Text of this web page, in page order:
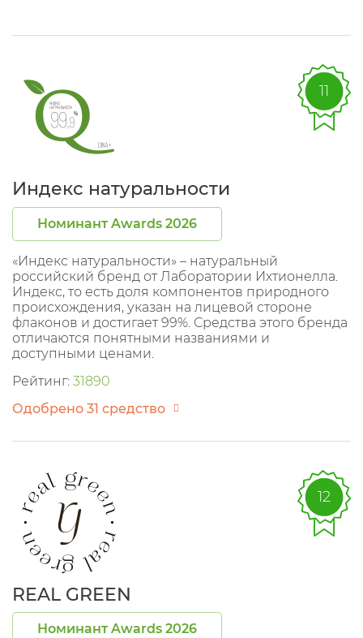
Индекс натуральности
Номинант Awards 2026
«Индекс натуральности» – натуральный
российский бренд от Лаборатории Ихтионелла.
Индекс, то есть доля компонентов природного
происхождения, указан на лицевой стороне
флаконов и достигает 99%. Средства этого бренда
отличаются понятными названиями и
доступными ценами.
Рейтинг: 31890
Одобрено 31 средство
11
REAL GREEN
Номинант Awards 2026
12